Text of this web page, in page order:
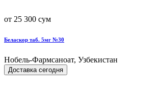
от 25 300 сум
Беласкор таб. 5мг №30
Нобель-Фармсаноат, Узбекистан
Доставка сегодня